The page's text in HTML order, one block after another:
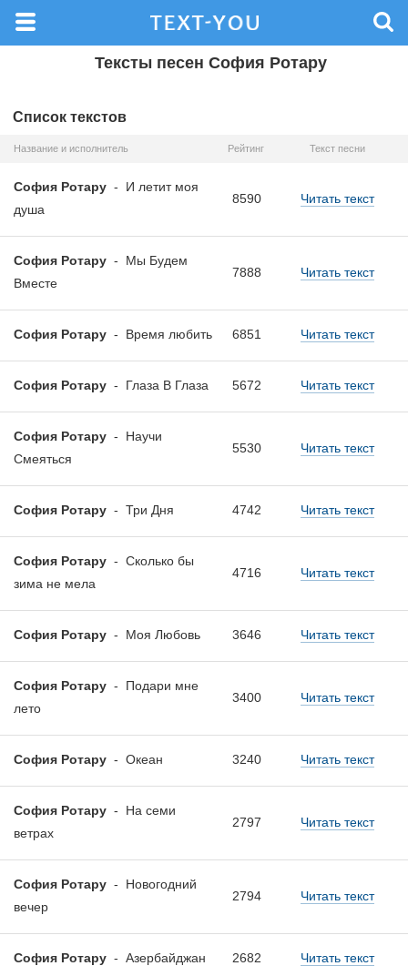
Тексты песен София Ротару
Список текстов
Название и исполнитель Рейтинг Текст песни
София Ротару - И летит моя
душа
8590 Читать текст
София Ротару - Мы Будем
Вместе
7888 Читать текст
София Ротару - Время любить 6851 Читать текст
София Ротару - Глаза В Глаза 5672 Читать текст
София Ротару - Научи
Смеяться
5530 Читать текст
София Ротару - Три Дня 4742 Читать текст
София Ротару - Сколько бы
зима не мела
4716 Читать текст
София Ротару - Моя Любовь 3646 Читать текст
София Ротару - Подари мне
лето
3400 Читать текст
София Ротару - Океан 3240 Читать текст
София Ротару - На семи
ветрах
2797 Читать текст
София Ротару - Новогодний
вечер
2794 Читать текст
София Ротару - Азербайджан 2682 Читать текст